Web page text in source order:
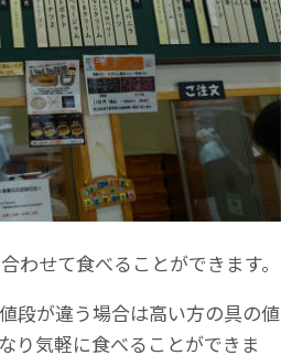
せて食べることができます。
段が違う場合は高い方の具の値
気軽に食べることができま